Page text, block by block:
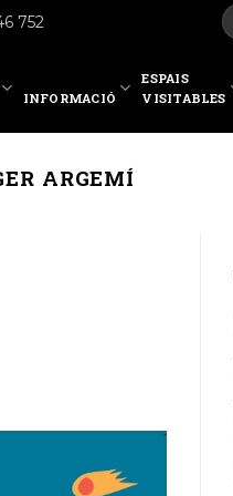
752
INFORMACIÓ
ESPAIS
VISITABLES
ARGEMÍ